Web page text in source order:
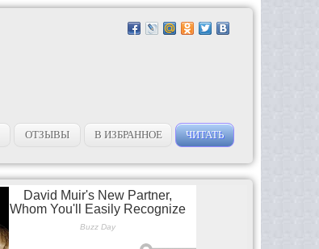
ОТЗЫВЫ В ИЗБРАННОЕ ЧИТАТЬ